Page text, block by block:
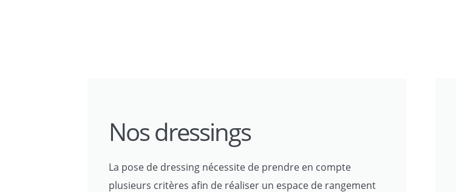
Nos dressings
La pose de dressing nécessite de prendre en compte
plusieurs critères afin de réaliser un espace de rangement